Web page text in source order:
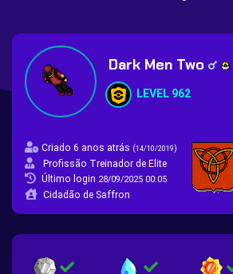
Dark Men Two
LEVEL 962
Criado 6 anos atrás (14/10/2019)
Profissão Treinador de Elite
Último login 28/09/2025 00:05
Cidadão de Saffron